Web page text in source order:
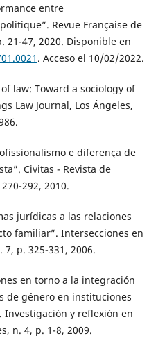
entre
Revue Française de
21-47, 2020. Disponible en
. Acceso el 10/02/2022.
law: Toward a sociology of
Law Journal, Los Ángeles,
e diferença de
Civitas - Revista de
292, 2010.
jurídicas a las relaciones
familiar”. Intersecciones en
p. 325-331, 2006.
en torno a la integración
de género en instituciones
Investigación y reflexión en
n. 4, p. 1-8, 2009.